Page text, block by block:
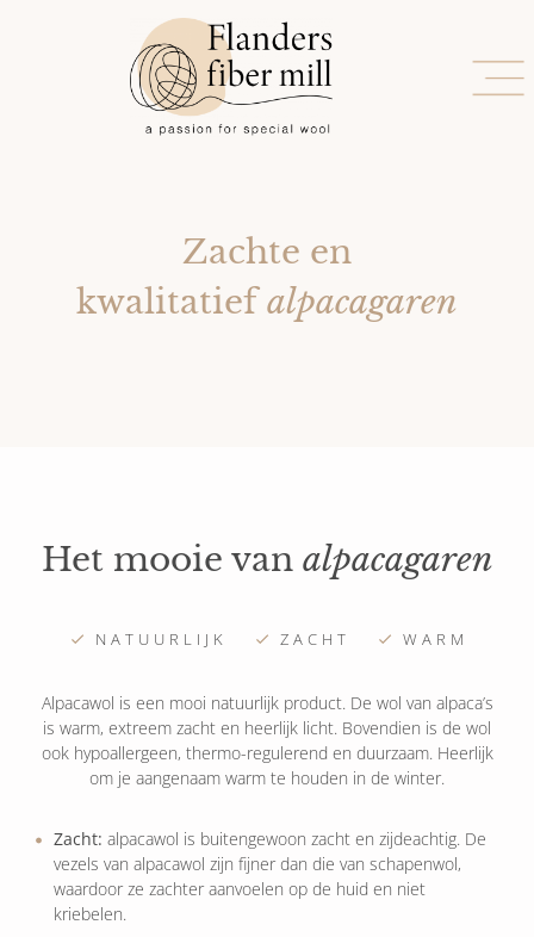
Zachte en
kwalitatiefalpacagaren
Het mooie van alpacagaren
NATUURLIJK ZACHT WARM
Alpacawol is een mooi natuurlijk product. De wol van alpaca’s
is warm, extreem zacht en heerlijk licht. Bovendien is de wol
ook hypoallergeen, thermo-regulerend en duurzaam. Heerlijk
om je aangenaam warm te houden in de winter.
Zacht: alpacawol is buitengewoon zacht en zijdeachtig. De
vezels van alpacawol zijn fijner dan die van schapenwol,
waardoor ze zachter aanvoelen op de huid en niet
kriebelen.